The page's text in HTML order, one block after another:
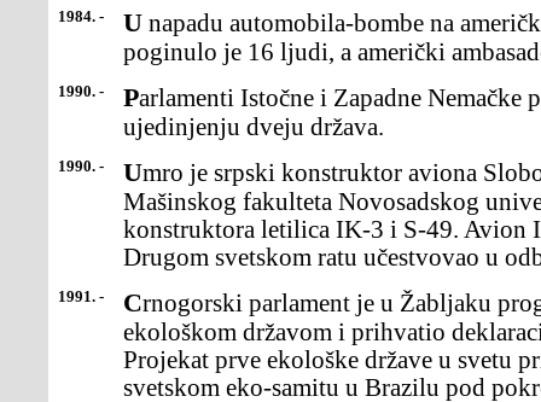
1984. - U napadu automobila-bombe na američku ambasadu u Bejrutu
poginulo je 16 ljudi, a američki
1990. - Parlamenti Istočne i Zapadne Nemačke potvrdili su ugovoro
ujedinjenju dveju država.
1990. - Umro je srpski konstruktor aviona Slobodan Zrnić, dekan
Mašinskog fakulteta Novosadskog
konstruktora letilica IK-3 i S-49. Avion
Drugom svetskom ratu učestvovao u
1991. - Crnogorski parlament je u Žabljaku proglasio Crnu Goru
ekološkom državom i prihvatio
Projekat prve ekološke države u svetu
svetskom eko-samitu u Brazilu pod